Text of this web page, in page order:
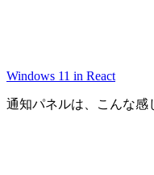
Windows 11 in React
通知パネルは、こんな感